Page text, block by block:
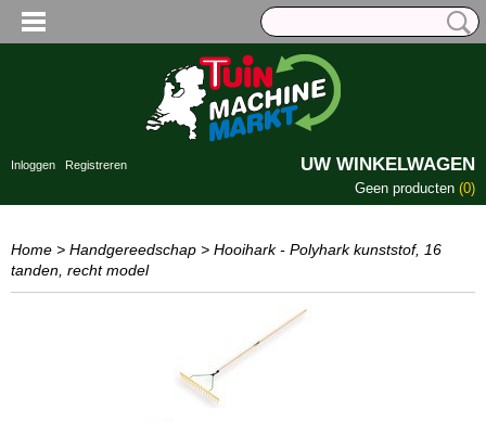
Inloggen Registreren UW WINKELWAGEN
Geen producten (0)
Home > Handgereedschap > Hooihark - Polyhark kunststof, 16
tanden, recht model